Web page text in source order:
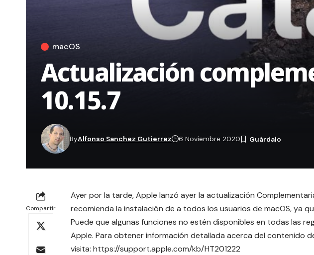
macOS
Actualización
10.15.7
ByAlfonso Sanchez Gutierrez 6 Noviembre 2020
Compartir
Ayer por la tarde, Apple lanzó ayer la actualización
recomienda la instalación de a todos los usuarios de macOS, ya
Puede que algunas funciones no estén disponibles en todas las
Apple. Para obtener información detallada acerca del contenido
visita: https://support.apple.com/kb/HT201222